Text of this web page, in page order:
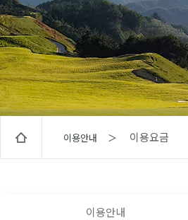
이용안내 ＞ 이용요금
이용안내